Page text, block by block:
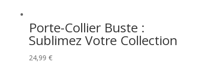
Porte-Collier Buste :
Sublimez Votre Collection
24,99 €